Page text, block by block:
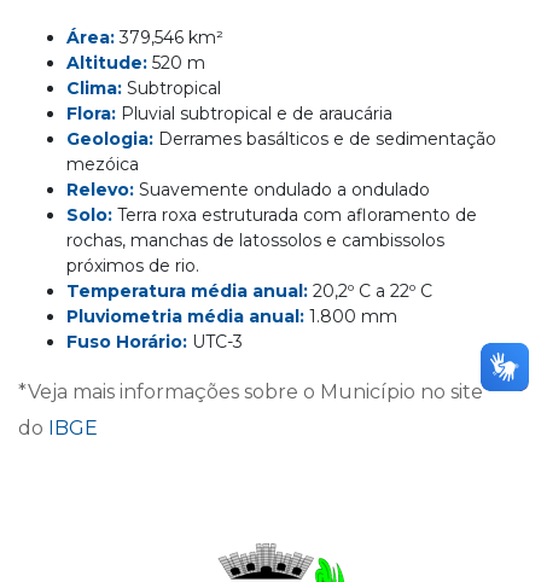
Área:379,546 km²
Altitude: 520 m
Clima: Subtropical
Flora: Pluvial subtropical e de araucária
Geologia: Derrames basálticos e de sedimentação
mezóica
Relevo: Suavemente ondulado a ondulado
Solo: Terra roxa estruturada com afloramento de
rochas, manchas de latossolos e cambissolos
próximos de rio.
Temperatura média anual: 20,2º C a 22º C
Pluviometria média anual: 1.800 mm
Fuso Horário: UTC-3
*Veja mais informações sobre o Município no site
do IBGE